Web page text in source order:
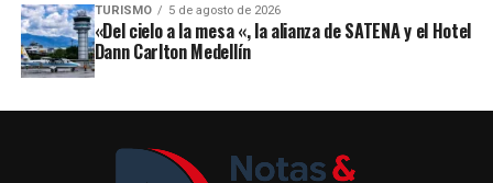
TURISMO 5 de agosto de 2026
«Del cielo a la mesa «, la alianza de SATENA y el Hotel
Dann Carlton Medellín